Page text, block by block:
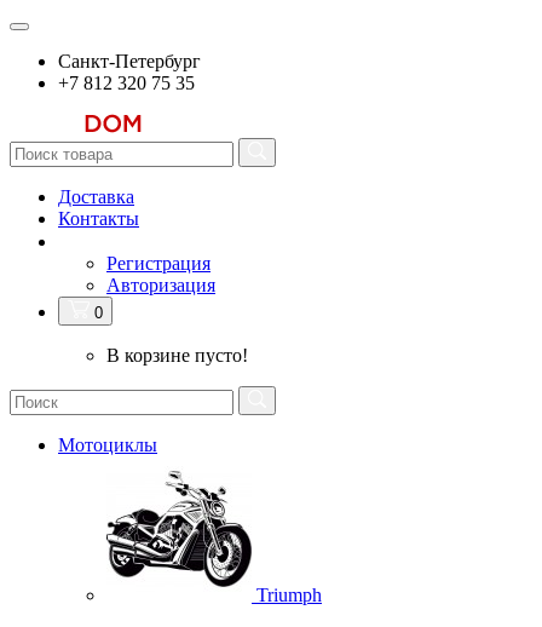
Санкт-Петербург
+7 812 320 75 35
Доставка
Контакты
Регистрация
Авторизация
0
В корзине пусто!
Мотоциклы
Triumph